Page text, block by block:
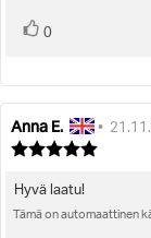
Äänestä
0
Arvostelun
kirjoittaja:
Anna E. •
Arvostelun
teksti:
Hyvä laatu!
Tämä on automaattinen